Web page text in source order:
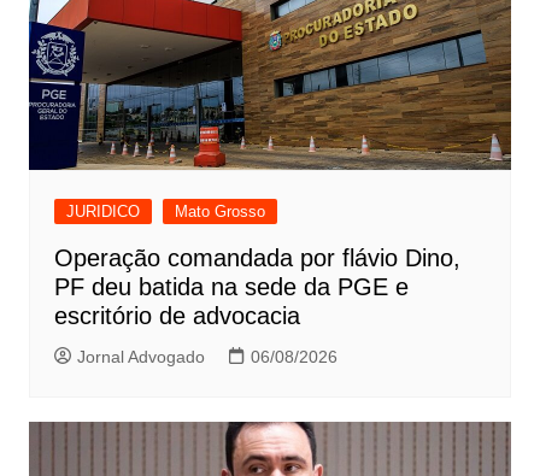
JURIDICO Mato Grosso
Operação comandada por flávio Dino,
PF deu batida na sede da PGE e
escritório de advocacia
Jornal Advogado 06/08/2026